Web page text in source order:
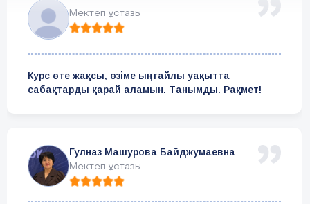
Мектеп ұстазы
Курс өте жақсы, өзіме ыңғайлы уақытта
сабақтарды қарай аламын. Танымды. Рақмет!
Гулназ Машурова Байджумаевна
Мектеп ұстазы